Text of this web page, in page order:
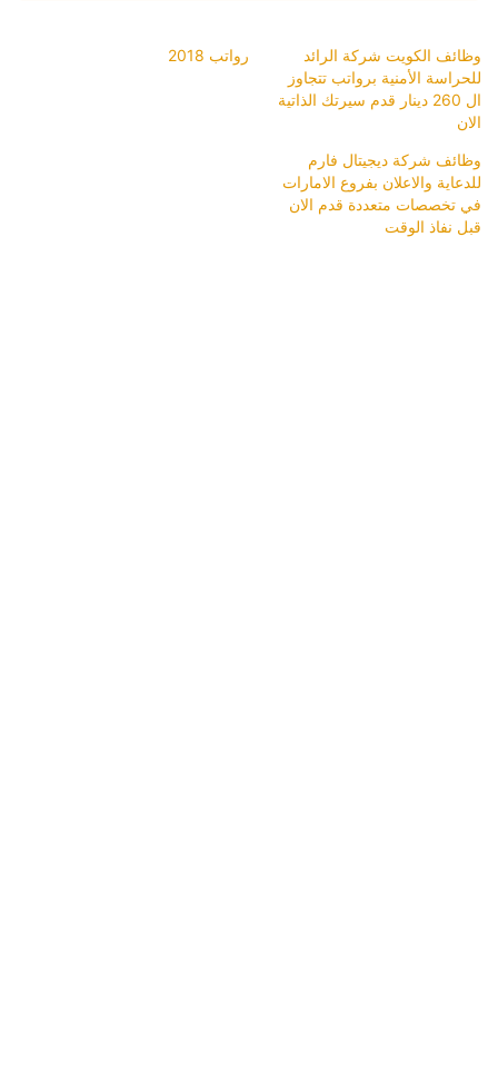
وظائف الكويت شركة الرائد
للحراسة الأمنية برواتب تتجاوز
ال 260 دينار قدم سيرتك الذاتية
الان
رواتب 2018
وظائف شركة ديجيتال فارم
للدعاية والاعلان بفروع الامارات
في تخصصات متعددة قدم الان
قبل نفاذ الوقت